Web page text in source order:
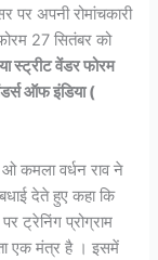
पर अपनी रोमांचकारी
27 सितंबर को
स्ट्रीट वेंडर फोरम
ऑफ इंडिया (
कमला वर्धन राव ने
देते हुए कहा कि
ट्रेनिंग प्रोग्राम
एक मंत्र है । इसमें